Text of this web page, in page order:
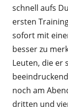
schnell aufs
ersten
sofort mit
besser zu
Leuten, die er
noch am
dritten und